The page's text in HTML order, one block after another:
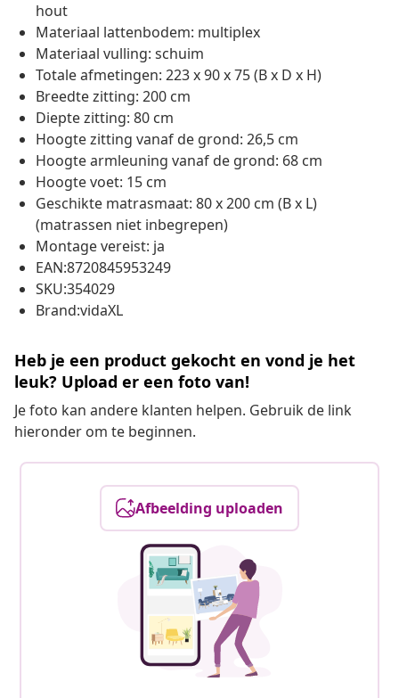
hout
Materiaal lattenbodem: multiplex
Materiaal vulling: schuim
Totale afmetingen: 223 x 90 x 75 (B x D x H)
Breedte zitting: 200 cm
Diepte zitting: 80 cm
Hoogte zitting vanaf de grond: 26,5 cm
Hoogte armleuning vanaf de grond: 68 cm
Hoogte voet: 15 cm
Geschikte matrasmaat: 80 x 200 cm (B x L)
(matrassen niet inbegrepen)
Montage vereist: ja
EAN:8720845953249
SKU:354029
Brand:vidaXL
Heb je een product gekocht en vond je het
leuk? Upload er een foto van!
Je foto kan andere klanten helpen. Gebruik de link
hieronder om te beginnen.
Afbeelding uploaden